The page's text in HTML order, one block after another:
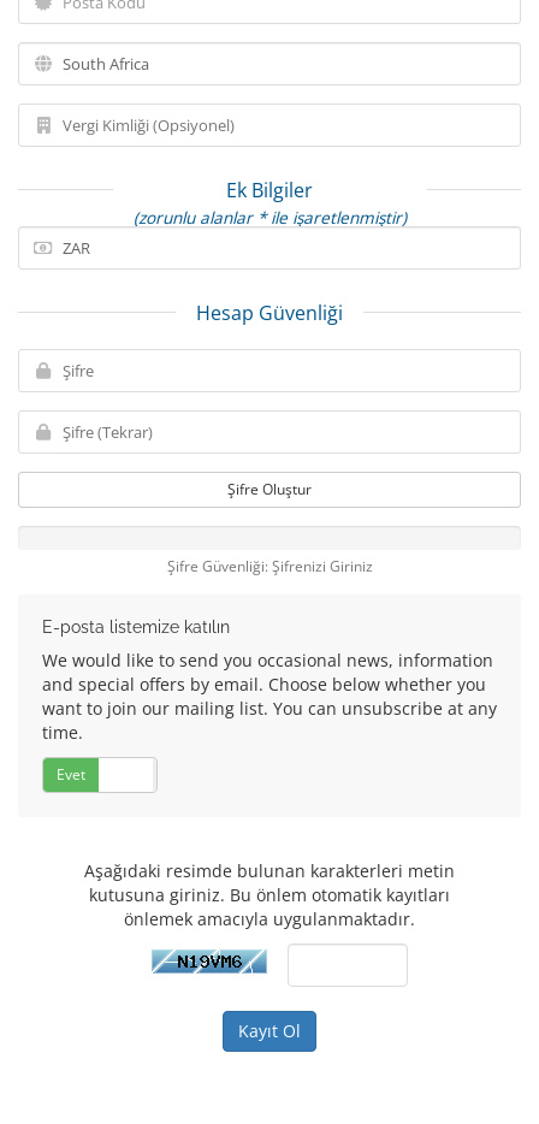
Ek Bilgiler
(zorunlu alanlar * ile işaretlenmiştir)
Hesap Güvenliği
Şifre Oluştur
Şifre Güvenliği: Şifrenizi Giriniz
E-posta listemize katılın
We would like to send you occasional news, information
and special offers by email. Choose below whether you
want to join our mailing list. You can unsubscribe at any
time.
Evet
Aşağıdaki resimde bulunan karakterleri metin
kutusuna giriniz. Bu önlem otomatik kayıtları
önlemek amacıyla uygulanmaktadır.